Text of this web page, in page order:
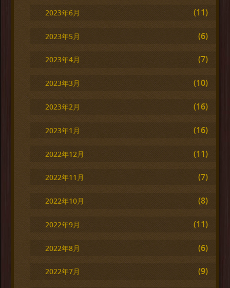
2023年6月 (11)
2023年5月 (6)
2023年4月 (7)
2023年3月 (10)
2023年2月 (16)
2023年1月 (16)
2022年12月 (11)
2022年11月 (7)
2022年10月 (8)
2022年9月 (11)
2022年8月 (6)
2022年7月 (9)